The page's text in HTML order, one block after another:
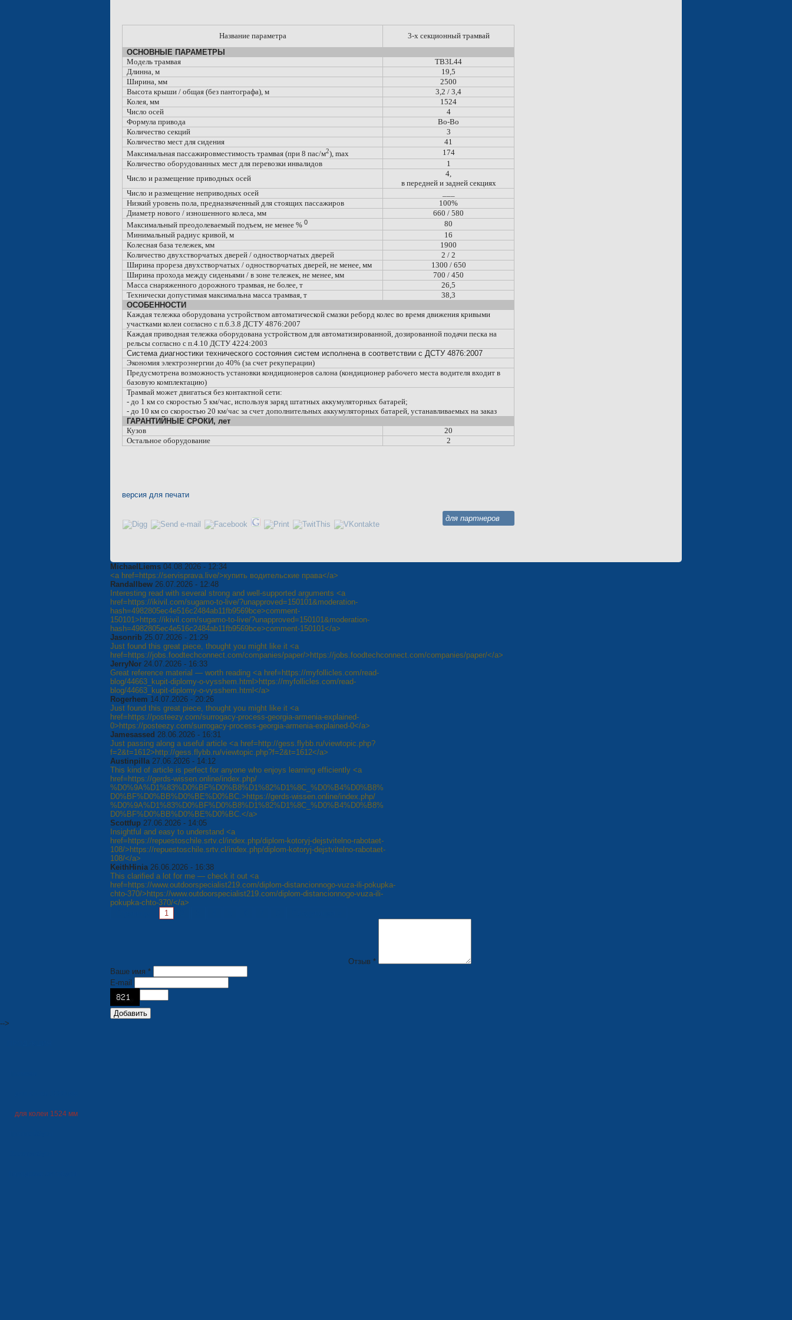
Название параметра
3-х секционный трамвай
ОСНОВНЫЕ ПАРАМЕТРЫ
Модель трамвая
TB3L44
Длинна, м
19,5
Ширина, мм
2500
Высота крыши / общая (без пантографа), м
3,2 / 3,4
Колея, мм
1524
Число осей
4
Формула привода
Bo-Bo
Количество секций
3
Количество мест для сидения
41
Максимальная пассажировместимость трамвая (при 8 пас/м2), max
174
Количество оборудованных мест для перевозки инвалидов
1
Число и размещение приводных осей
4,
в передней и задней секциях
Число и размещение неприводных осей
Низкий уровень пола, предназначенный для стоящих пассажиров
100%
Диаметр нового / изношенного колеса, мм
660 / 580
Максимальный преодолеваемый подъем, не менее %0
80
Минимальный радиус кривой, м
16
Колесная база тележек, мм
1900
Количество двухстворчатых дверей / одностворчатых дверей
2 / 2
Ширина прореза двухстворчатых / одностворчатых дверей, не менее, мм
1300 / 650
Ширина прохода между сиденьями / в зоне тележек, не менее, мм
700 / 450
Масса снаряженного дорожного трамвая, не более, т
26,5
Технически допустимая максимальна масса трамвая, т
38,3
ОСОБЕННОСТИ
Каждая тележка оборудована устройством автоматической смазки реборд колес во время движения кривыми
участками колеи согласно с п.6.3.8 ДСТУ 4876:2007
Каждая приводная тележка оборудована устройством для автоматизированной, дозированной подачи песка на
рельсы согласно с п.4.10 ДСТУ 4224:2003
Система диагностики технического состояния систем исполнена в соответствии с ДСТУ 4876:2007
Экономия электроэнергии до 40% (за счет рекуперации)
Предусмотрена возможность установки кондиционеров салона (кондиционер рабочего места водителя входит в
базовую комплектацию)
Трамвай может двигаться без контактной сети:
- до 1 км со скоростью 5 км/час, используя заряд штатных аккумуляторных батарей;
- до 10 км со скоростью 20 км/час за счет дополнительных аккумуляторных батарей, устанавливаемых на заказ
ГАРАНТИЙНЫЕ СРОКИ, лет
Кузов
20
Остальное оборудование
2
версия для печати
для партнеров
MichaelLiems 04.08.2026 - 12:34
<a href=https://servisprava.live/>купить водительские права</a>
Randallbew 26.07.2026 - 12:48
Interesting read with several strong and well-supported arguments <a
href=https://ikivil.com/sugamo-to-live/?unapproved=150101&moderation-
hash=4982805ec4e516c2484ab11fb9569bce>comment-
150101>https://ikivil.com/sugamo-to-live/?unapproved=150101&moderation-
hash=4982805ec4e516c2484ab11fb9569bce>comment-150101</a>
Jasonrib 25.07.2026 - 21:29
Just found this great piece, thought you might like it <a
href=https://jobs.foodtechconnect.com/companies/paper/>https://jobs.foodtechconnect.com/companies/paper/</a>
JerryNor 24.07.2026 - 16:33
Great reference material — worth reading <a href=https://myfollicles.com/read-
blog/44663_kupit-diplomy-o-vysshem.html>https://myfollicles.com/read-
blog/44663_kupit-diplomy-o-vysshem.html</a>
Rogerhem 14.07.2026 - 20:26
Just found this great piece, thought you might like it <a
href=https://posteezy.com/surrogacy-process-georgia-armenia-explained-
0>https://posteezy.com/surrogacy-process-georgia-armenia-explained-0</a>
Jamesassed 28.06.2026 - 16:31
Just passing along a useful article <a href=http://gess.flybb.ru/viewtopic.php?
f=2&t=1612>http://gess.flybb.ru/viewtopic.php?f=2&t=1612</a>
Austinpilla 27.06.2026 - 14:12
This kind of article is perfect for anyone who enjoys learning efficiently <a
href=https://gerds-wissen.online/index.php/
%D0%9A%D1%83%D0%BF%D0%B8%D1%82%D1%8C_%D0%B4%D0%B8%
D0%BF%D0%BB%D0%BE%D0%BC.>https://gerds-wissen.online/index.php/
%D0%9A%D1%83%D0%BF%D0%B8%D1%82%D1%8C_%D0%B4%D0%B8%
D0%BF%D0%BB%D0%BE%D0%BC.</a>
Scottfup 27.06.2026 - 14:05
Insightful and easy to understand <a
href=https://repuestoschile.srtv.cl/index.php/diplom-kotoryj-dejstvitelno-rabotaet-
108/>https://repuestoschile.srtv.cl/index.php/diplom-kotoryj-dejstvitelno-rabotaet-
108/</a>
KeithHinia 26.06.2026 - 16:38
This clarified a lot for me — check it out <a
href=https://www.outdoorspecialist219.com/diplom-distancionnogo-vuza-ili-pokupka-
chto-370/>https://www.outdoorspecialist219.com/diplom-distancionnogo-vuza-ili-
pokupka-chto-370/</a>
1
Отзыв *
Ваше имя *
E-mail
-->
для колеи 1524 мм